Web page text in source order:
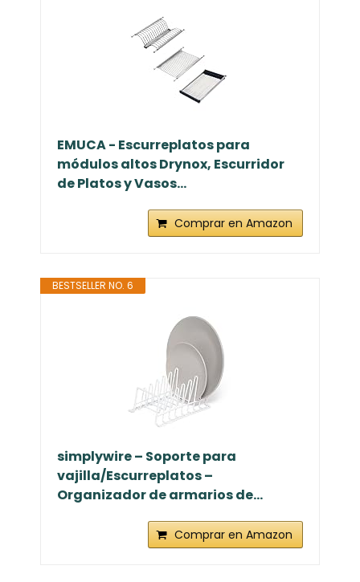
EMUCA - Escurreplatos para
módulos altos Drynox, Escurridor
de Platos y Vasos...
Comprar en Amazon
BESTSELLER NO. 6
simplywire – Soporte para
vajilla/Escurreplatos –
Organizador de armarios de...
Comprar en Amazon